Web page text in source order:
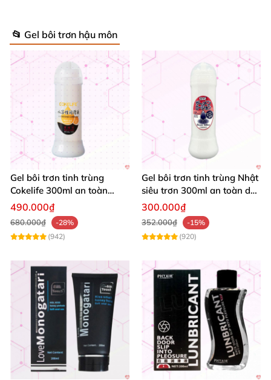
📂 Gel bôi trơn hậu môn
Gel bôi trơn tinh trùng
Cokelife 300ml an toàn
thoải mái kích thích
490.000₫
680.000₫
-28%
(942)
Gel bôi trơn tinh trùng Nhật
siêu trơn 300ml an toàn dễ
dùng
300.000₫
352.000₫
-15%
(920)